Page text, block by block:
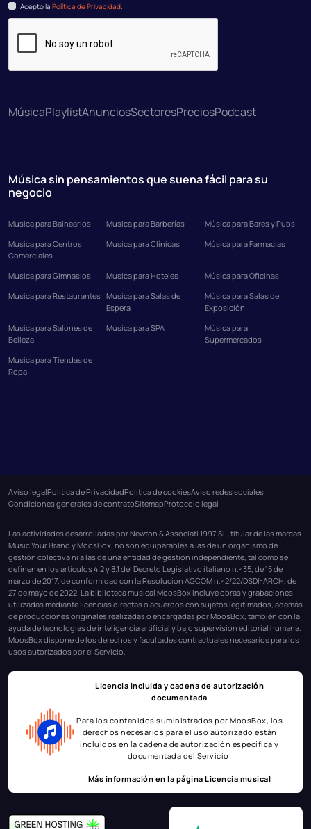
Acepto la Política de Privacidad.
MúsicaPlaylistAnunciosSectoresPreciosPodcast
Música sin pensamientos que suena fácil para su
negocio
Música para Balnearios Música para Barberías
Música para Bares y Pubs
Música para Centros
Comerciales
Música para Clínicas Música para Farmacias
Música para Gimnasios Música para Hoteles
Música para Oficinas
Música para Restaurantes Música para Salas de
Espera
Música para Salas de
Exposición
Música para Salones de
Belleza
Música para SPA
Música para
Supermercados
Música para Tiendas de
Ropa
Aviso legalPolítica de PrivacidadPolítica de cookiesAviso redes sociales
Condiciones generales de contratoSitemapProtocolo legal
Las actividades desarrolladas por Newton & Associati 1997 SL, titular de las marcas
Music Your Brand y MoosBox, no son equiparables a las de un organismo de
gestión colectiva ni a las de una entidad de gestión independiente, tal como se
definen en los artículos 4.2 y 8.1 del Decreto Legislativo italiano n.º 35, de 15 de
marzo de 2017, de conformidad con la Resolución AGCOM n.º 2/22/DSDI-ARCH, de
27 de mayo de 2022. La biblioteca musical MoosBox incluye obras y grabaciones
utilizadas mediante licencias directas o acuerdos con sujetos legitimados, además
de producciones originales realizadas o encargadas por MoosBox, también con la
ayuda de tecnologías de inteligencia artificial y bajo supervisión editorial humana.
MoosBox dispone de los derechos y facultades contractuales necesarios para los
usos autorizados por el Servicio.
Licencia incluida y cadena de autorización
documentada
Para los contenidos suministrados por MoosBox, los
derechos necesarios para el uso autorizado están
incluidos en la cadena de autorización específica y
documentada del Servicio.
Más información en la páginaLicencia musical